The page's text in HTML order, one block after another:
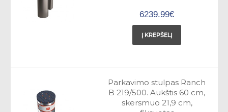
6239.99€
Į KREPŠELĮ
Parkavimo stulpas Ranch
B 219/500. Aukštis 60 cm,
skersmuo 21,9 cm,